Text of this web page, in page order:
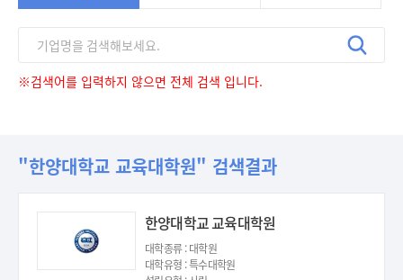
※검색어를 입력하지 않으면 전체 검색 입니다.
"한양대학교 교육대학원" 검색결과
한양대학교 교육대학원
대학종류 : 대학원
대학유형 : 특수대학원